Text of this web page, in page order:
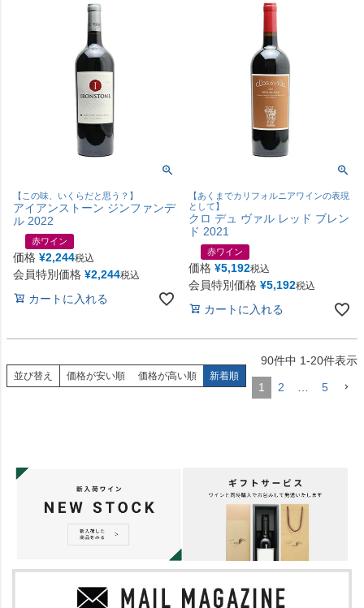
【この味、いくらだと思う？】
アイアンストーン ジンファンデ
ル 2022
赤ワイン
価格 ¥2,244税込
会員特別価格 ¥2,244税込
カートに入れる
【あくまでカリフォルニアワインの表現
として】
クロ デュ ヴァル レッド ブレン
ド 2021
赤ワイン
価格 ¥5,192税込
会員特別価格 ¥5,192税込
カートに入れる
並び替え 価格が安い順 価格が高い順 新着順
90件中 1-20件表示
1 2 5